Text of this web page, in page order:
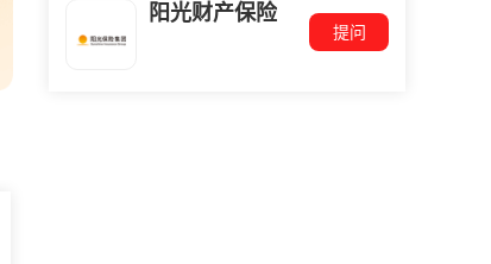
阳光财产保险
提问